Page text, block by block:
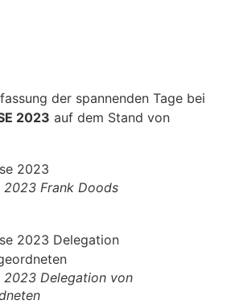
der spannenden Tage bei
2023 auf dem Stand von
2023 Frank Doods
2023 Delegation von